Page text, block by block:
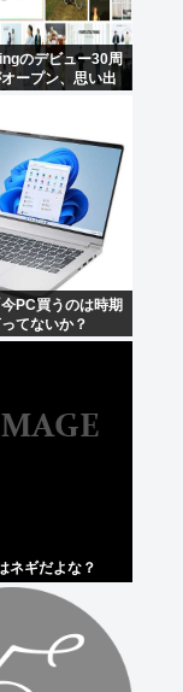
のデビュー30周
ープン、思い出
PC買うのは時期
てないか？
ネギだよな？